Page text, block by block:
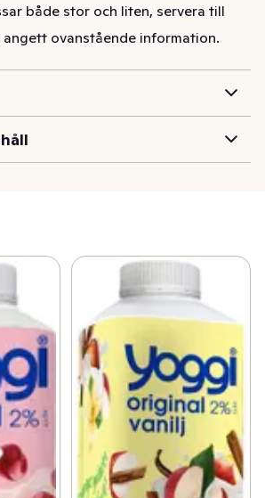
både stor och liten, servera till
mellanmål eller en enkel dessert.
mättar och ger snabbt ny
som ger yoghurten den fina färgen.
både stor och liten, servera till
angett ovanstående information.